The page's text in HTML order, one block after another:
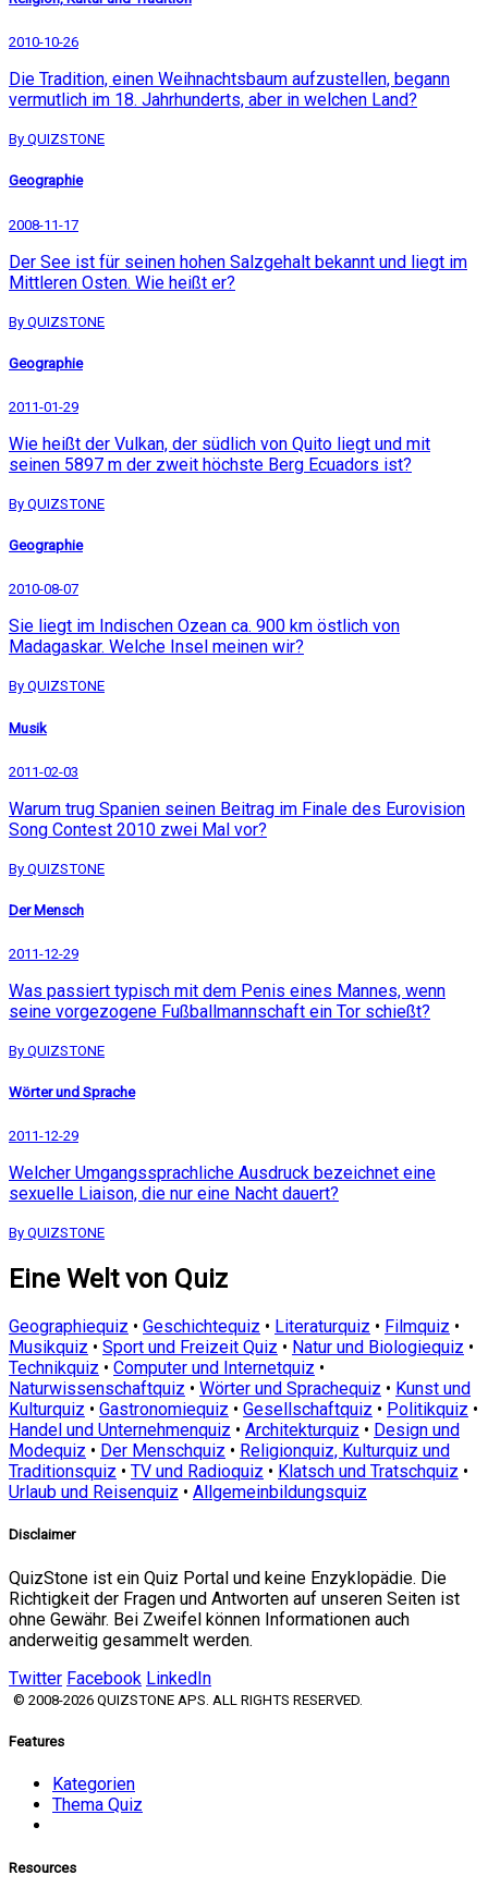
2010-10-26
Die Tradition, einen Weihnachtsbaum aufzustellen, begann
vermutlich im 18. Jahrhunderts, aber in welchen Land?
By QUIZSTONE
Geographie
2008-11-17
Der See ist für seinen hohen Salzgehalt bekannt und liegt im
Mittleren Osten. Wie heißt er?
By QUIZSTONE
Geographie
2011-01-29
Wie heißt der Vulkan, der südlich von Quito liegt und mit
seinen 5897 m der zweit höchste Berg Ecuadors ist?
By QUIZSTONE
Geographie
2010-08-07
Sie liegt im Indischen Ozean ca. 900 km östlich von
Madagaskar. Welche Insel meinen wir?
By QUIZSTONE
Musik
2011-02-03
Warum trug Spanien seinen Beitrag im Finale des Eurovision
Song Contest 2010 zwei Mal vor?
By QUIZSTONE
Der Mensch
2011-12-29
Was passiert typisch mit dem Penis eines Mannes, wenn
seine vorgezogene Fußballmannschaft ein Tor schießt?
By QUIZSTONE
Wörter und Sprache
2011-12-29
Welcher Umgangssprachliche Ausdruck bezeichnet eine
sexuelle Liaison, die nur eine Nacht dauert?
By QUIZSTONE
Eine Welt von Quiz
Geographiequiz • Geschichtequiz • Literaturquiz • Filmquiz •
Musikquiz • Sport und Freizeit Quiz • Natur und Biologiequiz •
Technikquiz • Computer und Internetquiz •
Naturwissenschaftquiz • Wörter und Sprachequiz • Kunst und
Kulturquiz • Gastronomiequiz • Gesellschaftquiz • Politikquiz •
Handel und Unternehmenquiz • Architekturquiz • Design und
Modequiz • Der Menschquiz • Religionquiz, Kulturquiz und
Traditionsquiz • TV und Radioquiz • Klatsch und Tratschquiz •
Urlaub und Reisenquiz • Allgemeinbildungsquiz
Disclaimer
QuizStone ist ein Quiz Portal und keine Enzyklopädie. Die
Richtigkeit der Fragen und Antworten auf unseren Seiten ist
ohne Gewähr. Bei Zweifel können Informationen auch
anderweitig gesammelt werden.
Twitter Facebook LinkedIn
© 2008-2026 QUIZSTONE APS. ALL RIGHTS RESERVED.
Features
Kategorien
Thema Quiz
Resources